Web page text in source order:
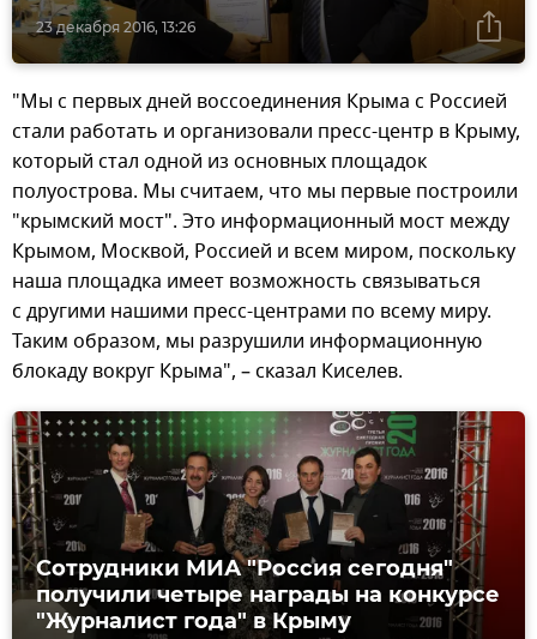
23 декабря 2016, 13:26
"Мы с первых дней воссоединения Крыма с Россией
стали работать и организовали пресс-центр в Крыму,
который стал одной из основных площадок
полуострова. Мы считаем, что мы первые построили
"крымский мост". Это информационный мост между
Крымом, Москвой, Россией и всем миром, поскольку
наша площадка имеет возможность связываться
с другими нашими пресс-центрами по всему миру.
Таким образом, мы разрушили информационную
блокаду вокруг Крыма", – сказал Киселев.
Сотрудники МИА "Россия сегодня"
получили четыре награды на конкурсе
"Журналист года" в Крыму